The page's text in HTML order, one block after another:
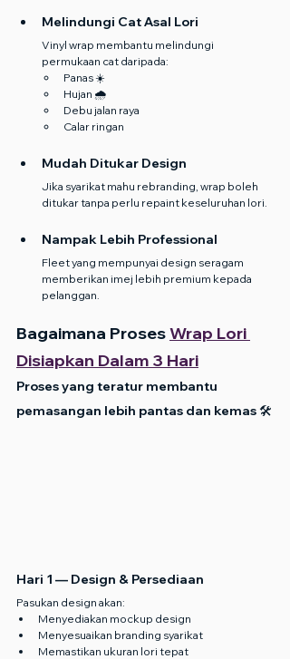
Melindungi Cat Asal Lori
Vinyl wrap membantu melindungi
permukaan cat daripada:
Panas ☀️
Hujan 🌧️
Debu jalan raya
Calar ringan
Mudah Ditukar Design
Jika syarikat mahu rebranding, wrap boleh
ditukar tanpa perlu repaint keseluruhan lori.
Nampak Lebih Professional
Fleet yang mempunyai design seragam
memberikan imej lebih premium kepada
pelanggan.
Bagaimana Proses Wrap Lori
Disiapkan Dalam 3 Hari
Proses yang teratur membantu
pemasangan lebih pantas dan kemas 🛠️
Hari 1 — Design & Persediaan
Pasukan design akan:
Menyediakan mockup design
Menyesuaikan branding syarikat
Memastikan ukuran lori tepat